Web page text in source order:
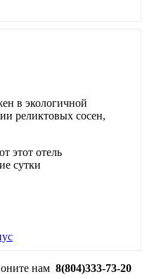
в экологичной
реликтовых сосен,
этот отель
сутки
нам 8(804)333-73-20